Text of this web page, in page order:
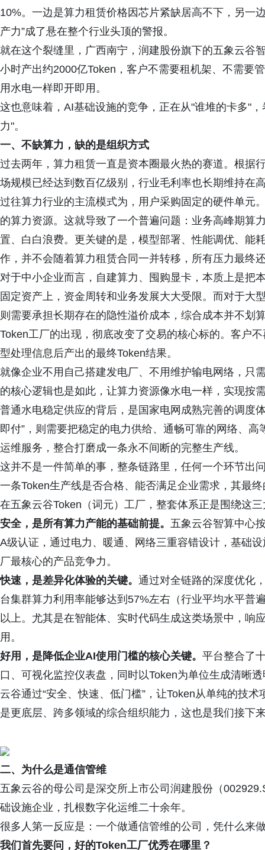
10%。一边是算力租赁价格因芯片紧缺居高不下，另一
产力”成了悬在整个行业头顶的警报。
就在这个裂缝里，广西南宁，润建股份旗下的五象云谷
小时产出约2000亿Token，客户不需要租机架、不需
用水电一样即开即用。
这也意味着，AI基础设施的竞争，正在从"谁堆的卡多"
力"。
一、不缺算力，缺的是组织方式
过去两年，算力租赁一直是资本圈最火热的赛道。根据
场规模已经达到数百亿级别，行业毛利率也长期维持在
过往算力行业的主流模式为，用户采购固定的硬件单元
的算力资源。这就导致了一个普遍问题：业务高峰期算
置、白白浪费。更关键的是，模型部署、性能调优、能
作，并不会随着算力租赁合同一并转移，所有压力最终
对于中小企业而言，自建算力、囤购显卡，本质上是把
固定资产上，资金周转和业务发展大大受限。而对于大
则需要承担长期存在的隐性溢价成本，综合成本并不划
Token工厂的出现，彻底改变了交易的核心标的。客户
型处理信息后产出的最终Token结果。
就像企业不用自己搭建发电厂、不用维护输电网络，只
的核心逻辑也是如此，让算力资源像水电一样，实现按
普通水电稳定供应的背后，是国家电网成熟完善的调度
即付”，则需要把稳定的电力供给、通畅可靠的网络、
运维服务，整合打磨成一条永不间断的完整生产线。
这并不是一件简单的事，整条链路里，任何一个环节出
一条Token生产线是否合格、能否满足企业需求，其最
在五象云谷Token（词元）工厂，整套体系正是围绕这
安全，是所有算力产能的基础前提。 五象云谷智算中心
A级认证，通过电力、暖通、网络三重容错设计，基础
厂最核心的产品竞争力。
快速，是差异化体验的关键。 通过对全链路的深度优化
台集群算力利用率能够达到57%左右（行业平均水平普
以上。尤其是在智能体、实时代码生成这类场景中，响
用。
好用，是降低企业AI使用门槛的核心关键。 平台整合了
口、可视化监控仪表盘，同时以Token为单位生成清晰
云谷通过“安全、快速、低门槛”，让Token从单纯的技
是更底层、跨多领域的综合组织能力，这也是我们接下
二、为什么是通信管维
五象云谷的母公司是深交所上市公司润建股份（
础设施企业，扎根数字化运维二十余年。
很多人第一反应是：一个做通信管维的公司，凭什么来
我们首先要问，好的Token工厂优秀在哪里？